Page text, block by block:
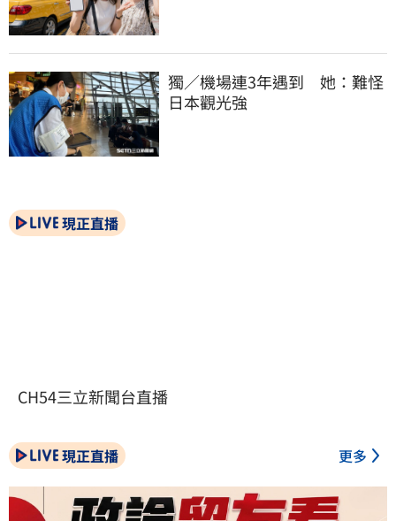
獨／機場連3年遇到　她：難怪
日本觀光強
現正直播
CH54三立新聞台直播
現正直播 更多